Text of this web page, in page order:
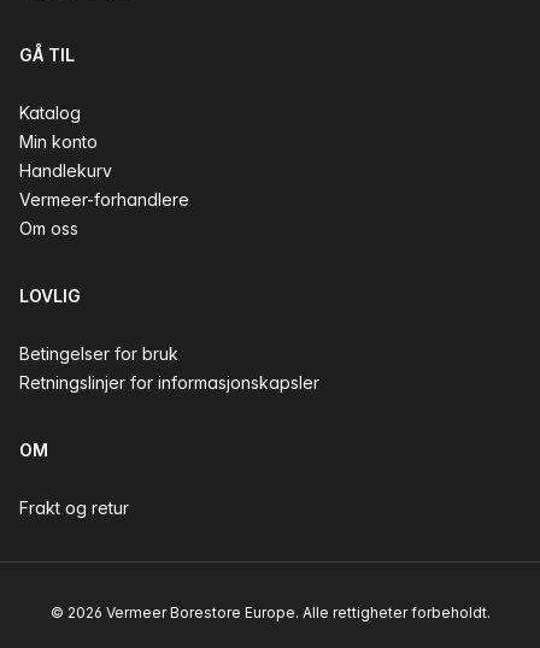
GÅ TIL
Katalog
Min konto
Handlekurv
Vermeer-forhandlere
Om oss
LOVLIG
Betingelser for bruk
Retningslinjer for informasjonskapsler
OM
Frakt og retur
© 2026 Vermeer Borestore Europe. Alle rettigheter forbeholdt.